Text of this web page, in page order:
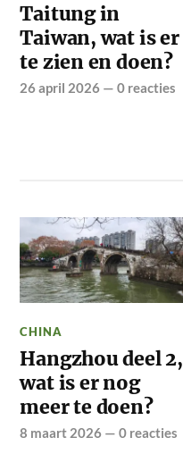
Taitung in
Taiwan, wat is er
te zien en doen?
26 april 2026 —0 reacties
CHINA
Hangzhou deel 2,
wat is er nog
meer te doen?
8 maart 2026 —0 reacties